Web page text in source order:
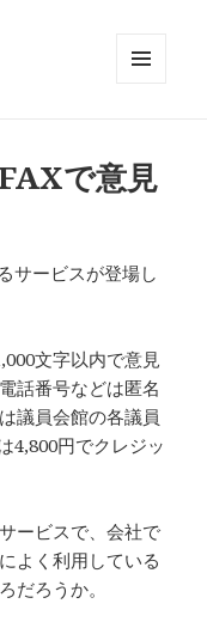
ット
で意見
サービスが登場し
文字以内で意見
話番号などは匿名
議員会館の各議員
4,800円でクレジッ
ービスで、会社で
よく利用している
だろうか。